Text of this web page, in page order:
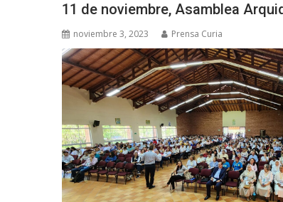
11 de noviembre, Asamblea
noviembre 3, 2023 Prensa Curia